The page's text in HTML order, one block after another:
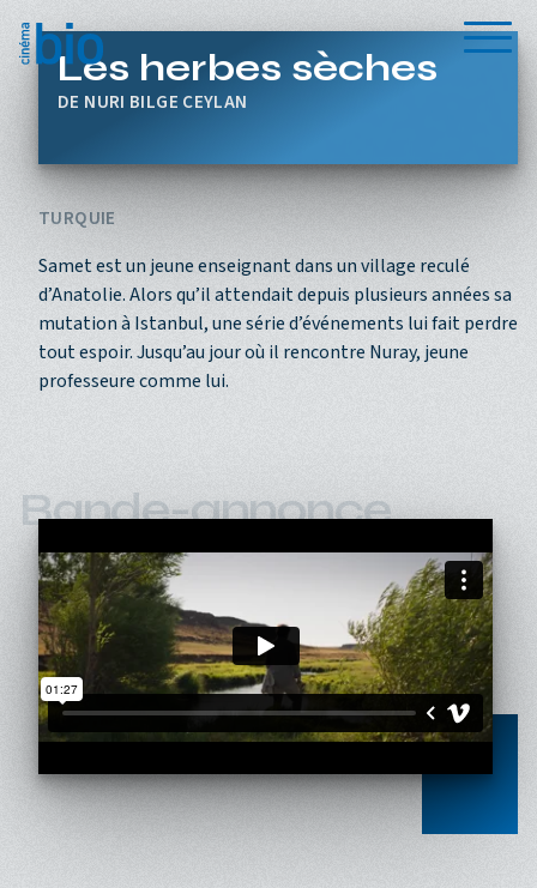
Menu
Les herbes sèches
NURI BILGE CEYLAN
TURQUIE
Samet est un jeune enseignant dans un village reculé
d’Anatolie. Alors qu’il attendait depuis plusieurs années sa
mutation à Istanbul, une série d’événements lui fait perdre
tout espoir. Jusqu’au jour où il rencontre Nuray, jeune
professeure comme lui.
Bande-annonce